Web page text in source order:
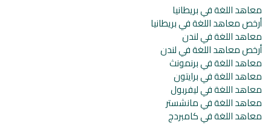
معاهد اللغة في بريطانيا
أرخص معاهد اللغة في بريطانيا
معاهد اللغة في لندن
أرخص معاهد اللغة في لندن
معاهد اللغة في برنمونث
معاهد اللغة في برايتون
معاهد اللغة في ليفربول
معاهد اللغة في مانشستر
معاهد اللغة في كامبردج